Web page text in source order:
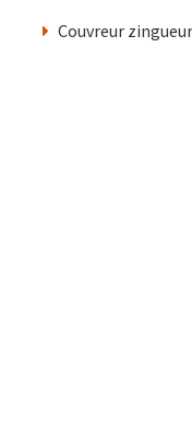
Couvreur